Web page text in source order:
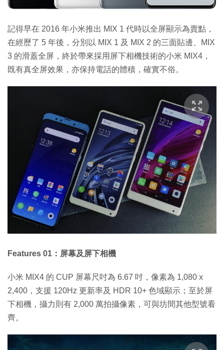
記得早在 2016 年小米推出 MIX 1 代時以全屏顯示為賣點，
在經歷了 5 年後，分別以 MIX 1 及 MIX 2 的三面貼邊、MIX
3 的滑蓋全屏，終於帶來採用屏下相機技術的小米 MIX4，
既有真全屏效果，亦保持電話的體積，確實不俗。
Features 01：屏幕及屏下相機
小米 MIX4 的 CUP 屏幕尺吋為 6.67 吋，像素為 1,080 x
2,400，支援 120Hz 更新率及 HDR 10+ 色域顯示；至於屏
下相機，攝力則有 2,000 萬拍攝像素，可與坊間其他型號看
齊。